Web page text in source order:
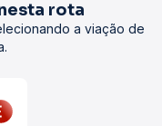
rota
a viação de